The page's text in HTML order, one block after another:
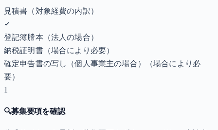
見積書（対象経費の内訳）
登記簿謄本（法人の場合）
納税証明書（場合により必要）
確定申告書の写し（個人事業主の場合）
（場合により必
要）
1
🔍募集要項を確認